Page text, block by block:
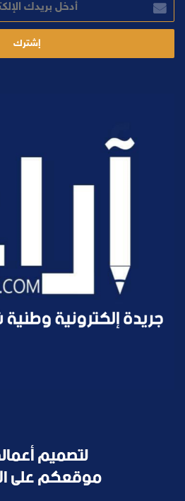
بريدك
الإلكتروني